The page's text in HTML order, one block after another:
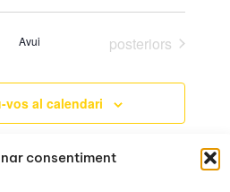
consentiment
Avui Esdeveniments
posteriors
vos al calendari